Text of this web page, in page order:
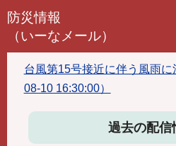
こ
防災情報
（いーなメール）
台風第15号接近に伴う風雨
08-10 16:30:00）
過去の配信